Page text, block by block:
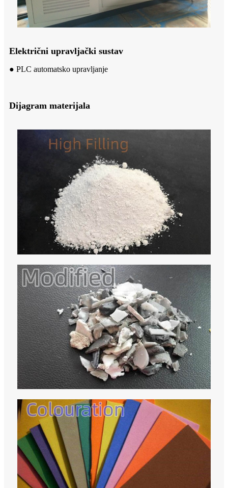
Električni upravljački sustav
● PLC automatsko upravljanje
Dijagram materijala